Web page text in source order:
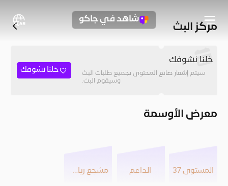
شاهد في جاكو
مركز البث
خلنا نشوفك
سيتم إشعار صانع المحتوى بجميع طلبات البث
وسيقوم البث.
خلنا نشوفك
معرض الأوسمة
المستوى 37 الداعم مشجع رياضي